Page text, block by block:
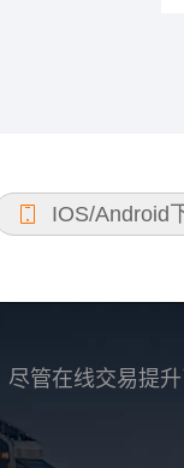
IOS/Android
管在线交易提